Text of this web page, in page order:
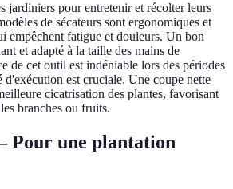
jardiniers pour entretenir et récolter leurs
de sécateurs sont ergonomiques et
empêchent fatigue et douleurs. Un bon
et adapté à la taille des mains de
de cet outil est indéniable lors des périodes
d'exécution est cruciale. Une coupe nette
cicatrisation des plantes, favorisant
branches ou fruits.
Pour une plantation